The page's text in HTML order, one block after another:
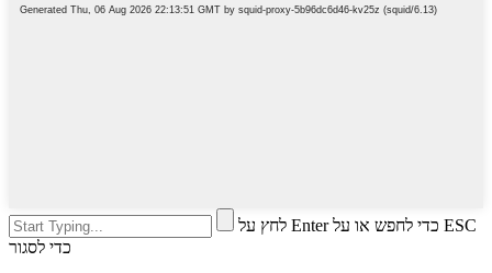
לחץ על Enter כדי לחפש או על ESC
כדי לסגור